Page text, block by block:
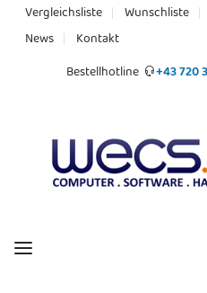
Vergleichsliste Wunschliste
News
Kontakt
Bestellhotline
+43 720